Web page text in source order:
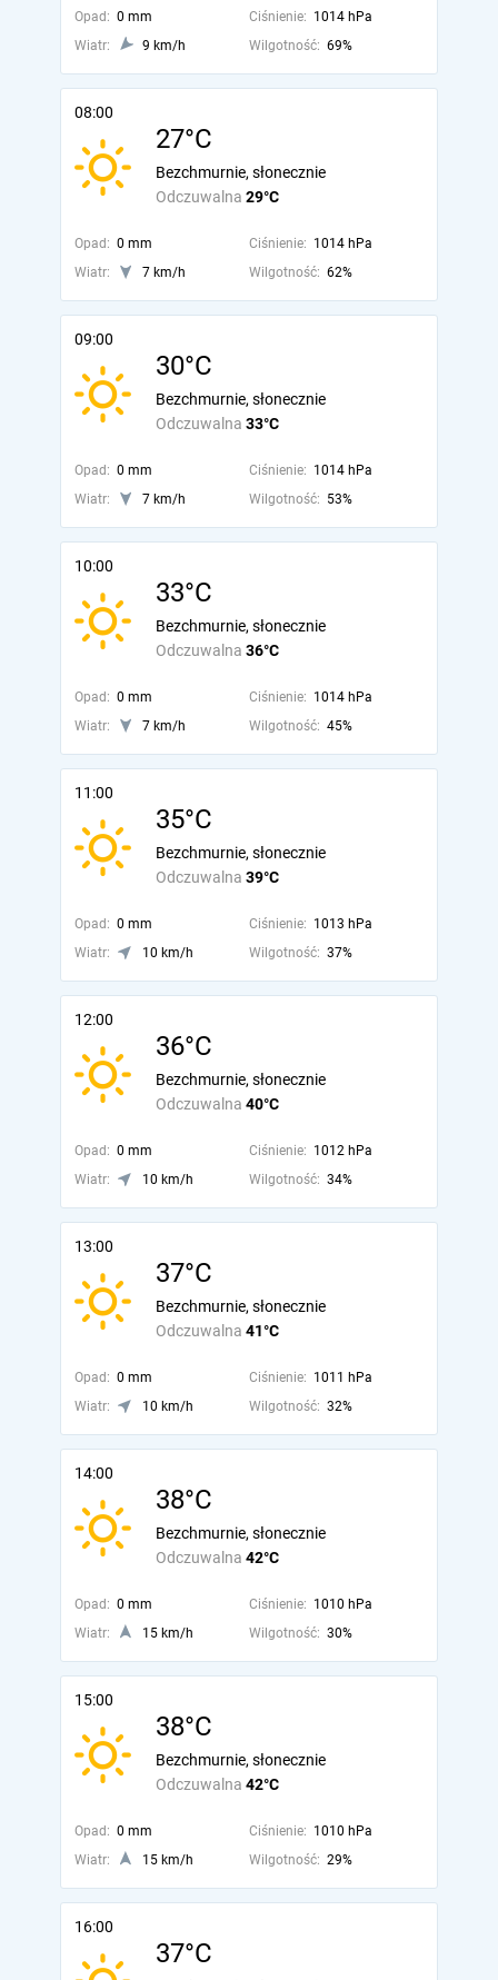
Opad: 0 mm Ciśnienie: 1014 hPa
Wiatr:
9 km/h Wilgotność: 69%
08:00
27°C
Odczuwalna 29°C
Bezchmurnie, słonecznie
Opad: 0 mm Ciśnienie: 1014 hPa
Wiatr:
7 km/h Wilgotność: 62%
09:00
30°C
Odczuwalna 33°C
Bezchmurnie, słonecznie
Opad: 0 mm Ciśnienie: 1014 hPa
Wiatr:
7 km/h Wilgotność: 53%
10:00
33°C
Odczuwalna 36°C
Bezchmurnie, słonecznie
Opad: 0 mm Ciśnienie: 1014 hPa
Wiatr:
7 km/h Wilgotność: 45%
11:00
35°C
Odczuwalna 39°C
Bezchmurnie, słonecznie
Opad: 0 mm Ciśnienie: 1013 hPa
Wiatr:
10 km/h Wilgotność: 37%
12:00
36°C
Odczuwalna 40°C
Bezchmurnie, słonecznie
Opad: 0 mm Ciśnienie: 1012 hPa
Wiatr:
10 km/h Wilgotność: 34%
13:00
37°C
Odczuwalna 41°C
Bezchmurnie, słonecznie
Opad: 0 mm Ciśnienie: 1011 hPa
Wiatr:
10 km/h Wilgotność: 32%
14:00
38°C
Odczuwalna 42°C
Bezchmurnie, słonecznie
Opad: 0 mm Ciśnienie: 1010 hPa
Wiatr:
15 km/h Wilgotność: 30%
15:00
38°C
Odczuwalna 42°C
Bezchmurnie, słonecznie
Opad: 0 mm Ciśnienie: 1010 hPa
Wiatr:
15 km/h Wilgotność: 29%
16:00
37°C